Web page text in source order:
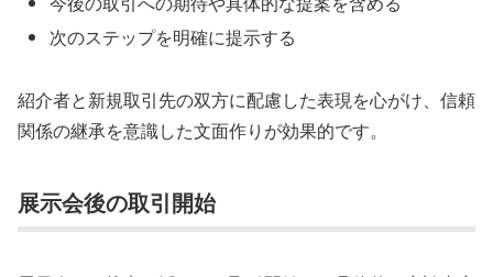
次のステップを明確に提示する
紹介者と新規取引先の双方に配慮した表現を心がけ、信頼
関係の継承を意識した文面作りが効果的です。
展示会後の取引開始